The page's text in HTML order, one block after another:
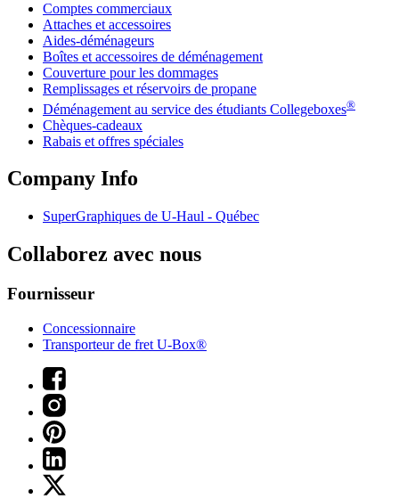
Comptes commerciaux
Attaches et accessoires
Aides-déménageurs
Boîtes et accessoires de déménagement
Couverture pour les dommages
Remplissages et réservoirs de propane
Déménagement au service des étudiants Collegeboxes®
Chèques-cadeaux
Rabais et offres spéciales
Company Info
SuperGraphiques de U-Haul - Québec
Collaborez avec nous
Fournisseur
Concessionnaire
Transporteur de fret U-Box®